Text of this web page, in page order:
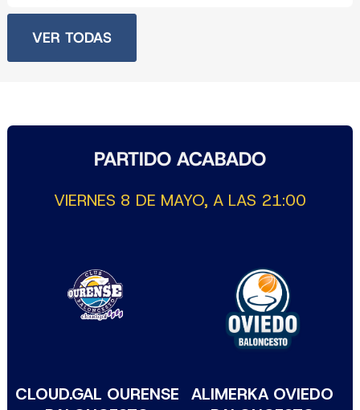
VER TODAS
PARTIDO ACABADO
VIERNES 8 DE MAYO, A LAS 21:00
CLOUD.GAL OURENSE
ALIMERKA OVIEDO